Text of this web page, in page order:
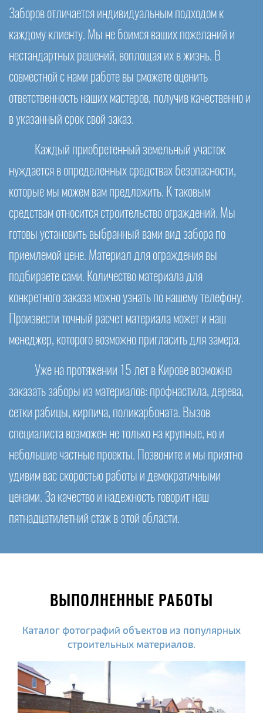
Заборов отличается индивидуальным подходом к
каждому клиенту. Мы не боимся ваших пожеланий и
нестандартных решений, воплощая их в жизнь. В
совместной с нами работе вы сможете оценить
ответственность наших мастеров, получив качественно и
в указанный срок свой заказ.
Каждый приобретенный земельный участок
нуждается в определенных средствах безопасности,
которые мы можем вам предложить. К таковым
средствам относится строительство ограждений. Мы
готовы установить выбранный вами вид забора по
приемлемой цене. Материал для ограждения вы
подбираете сами. Количество материала для
конкретного заказа можно узнать по нашему телефону.
Произвести точный расчет материала может и наш
менеджер, которого возможно пригласить для замера.
Уже на протяжении 15 лет в Кирове возможно
заказать заборы из материалов: профнастила, дерева,
сетки рабицы, кирпича, поликарбоната. Вызов
специалиста возможен не только на крупные, но и
небольшие частные проекты. Позвоните и мы приятно
удивим вас скоростью работы и демократичными
ценами. За качество и надежность говорит наш
пятнадцатилетний стаж в этой области.
ВЫПОЛНЕННЫЕ РАБОТЫ
Каталог фотографий объектов из популярных
строительных материалов.